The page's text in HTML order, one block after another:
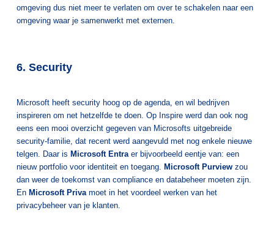
omgeving dus niet meer te verlaten om over te schakelen naar een
omgeving waar je samenwerkt met externen.
6. Security
Microsoft heeft security hoog op de agenda, en wil bedrijven
inspireren om net hetzelfde te doen. Op Inspire werd dan ook nog
eens een mooi overzicht gegeven van Microsofts uitgebreide
security-familie, dat recent werd aangevuld met nog enkele nieuwe
telgen. Daar is Microsoft Entra er bijvoorbeeld eentje van: een
nieuw portfolio voor identiteit en toegang. Microsoft Purviewzou
dan weer de toekomst van compliance en databeheer moeten zijn.
En Microsoft Privamoet in het voordeel werken van het
privacybeheer van je klanten.